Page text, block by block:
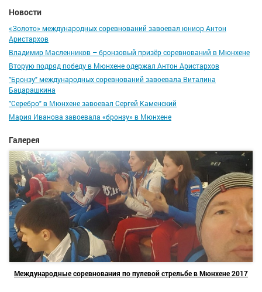
Новости
«Золото» международных соревнований завоевал юниор Антон
Аристархов
Владимир Масленников – бронзовый призёр соревнований в Мюнхене
Вторую подряд победу в Мюнхене одержал Антон Аристархов
"Бронзу" международных соревнований завоевала Виталина
Бацарашкина
"Серебро" в Мюнхене завоевал Сергей Каменский
Мария Иванова завоевала «бронзу» в Мюнхене
Галерея
Международные соревнования по пулевой стрельбе в Мюнхене 2017